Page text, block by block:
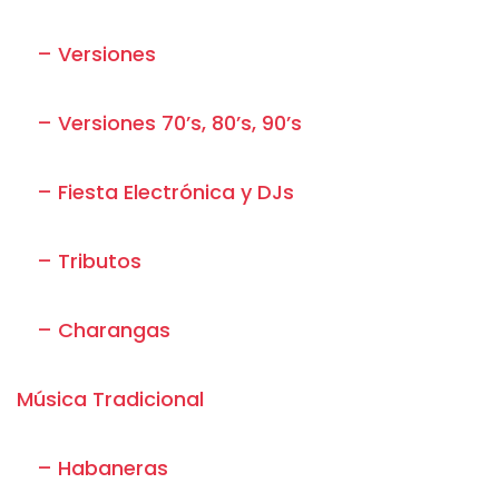
– Versiones
– Versiones 70’s, 80’s, 90’s
– Fiesta Electrónica y DJs
– Tributos
– Charangas
Música Tradicional
– Habaneras